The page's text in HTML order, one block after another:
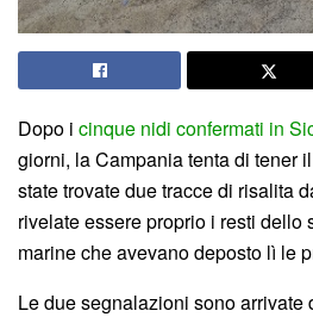
Dopo i cinque nidi confermati in
giorni, la Campania tenta di tener
state trovate due tracce di risalita
rivelate essere proprio i resti dello
marine che avevano deposto lì le
Le due segnalazioni sono